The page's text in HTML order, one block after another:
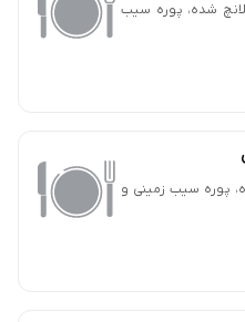
بلانچ شده، پوره سیب
پوره سیب زمینی و